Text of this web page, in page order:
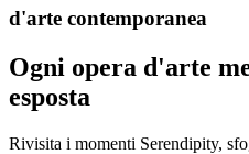
d'arte contemporanea
Ogni opera d'arte
esposta
Rivisita i momenti Serendipity,